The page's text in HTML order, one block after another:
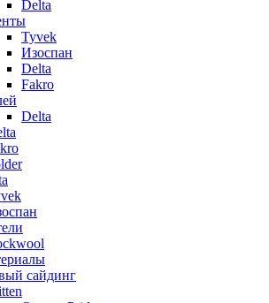
Delta
Tyvek
Изоспан
Delta
Fakro
Delta
сайдинг